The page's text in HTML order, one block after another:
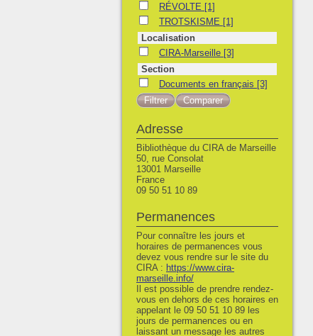
RÉVOLTERÉVOLTE [1]
TROTSKISME
TROTSKISME [1]
Localisation
CIRA-Marseille
CIRA-Marseille [3]
Section
Documents en français
Documents en français [3]
Adresse
Bibliothèque du CIRA de Marseille
50, rue Consolat
13001 Marseille
France
09 50 51 10 89
Permanences
Pour connaître les jours et
horaires de permanences vous
devez vous rendre sur le site du
CIRA : https://www.cira-
marseille.info/
Il est possible de prendre rendez-
vous en dehors de ces horaires en
appelant le 09 50 51 10 89 les
jours de permanences ou en
laissant un message les autres